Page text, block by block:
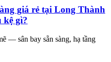
giá rẻ tại Long Thành
kệ gì?
— sân bay sẵn sàng, hạ tầng